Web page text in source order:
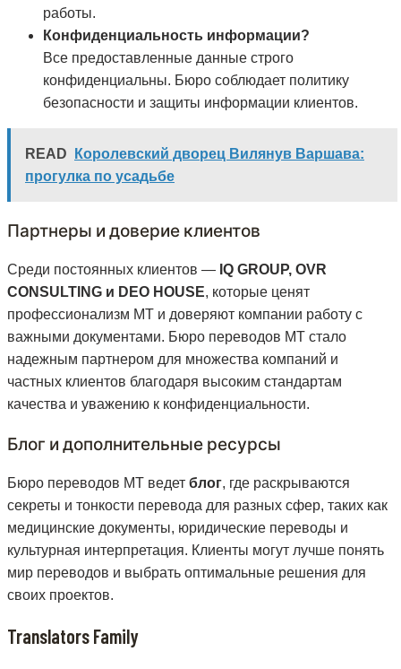
работы.
Конфиденциальность информации?
Все предоставленные данные строго
конфиденциальны. Бюро соблюдает политику
безопасности и защиты информации клиентов.
READ
Королевский дворец Вилянув Варшава:
прогулка по усадьбе
Партнеры и доверие клиентов
Среди постоянных клиентов — IQ GROUP, OVR
CONSULTING и DEO HOUSE, которые ценят
профессионализм MT и доверяют компании работу с
важными документами. Бюро переводов MT стало
надежным партнером для множества компаний и
частных клиентов благодаря высоким стандартам
качества и уважению к конфиденциальности.
Блог и дополнительные ресурсы
Бюро переводов MT ведет блог, где раскрываются
секреты и тонкости перевода для разных сфер, таких как
медицинские документы, юридические переводы и
культурная интерпретация. Клиенты могут лучше понять
мир переводов и выбрать оптимальные решения для
своих проектов.
Translators Family